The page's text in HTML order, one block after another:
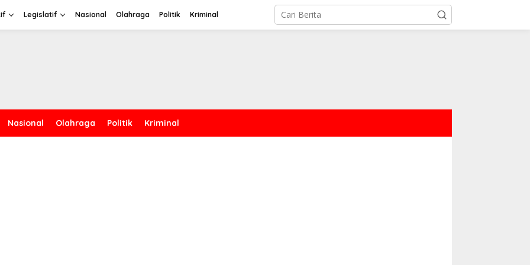
Legislatif Nasional Olahraga Politik Kriminal
Nasional Olahraga Politik Kriminal